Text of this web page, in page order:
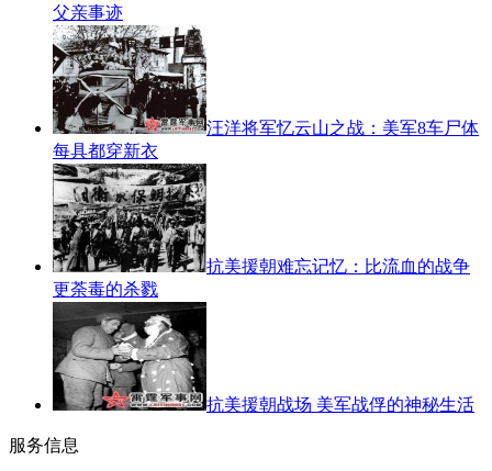
父亲事迹
汪洋将军忆云山之战：美军8车尸体
每具都穿新衣
抗美援朝难忘记忆：比流血的战争
更荼毒的杀戮
抗美援朝战场 美军战俘的神秘生活
服务信息